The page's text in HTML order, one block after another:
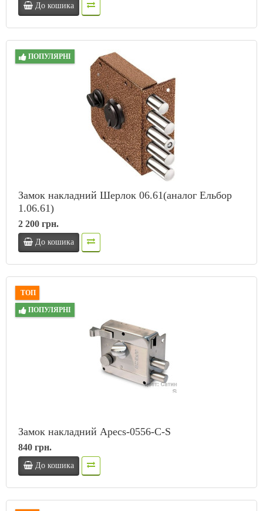
До кошика
ПОПУЛЯРНІ
Замок накладний Шерлок 06.61(аналог Ельбор
1.06.61)
2 200 грн.
До кошика
ТОП
ПОПУЛЯРНІ
Замок накладний Apecs-0556-C-S
840 грн.
До кошика